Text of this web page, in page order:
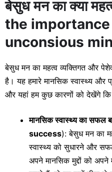
बेसुध मन का क्या
the importance
unconsious
बेसुध मन का महत्व व्यक्तिगत और
है। यह हमारे मानसिक स्वास्थ्य और
और यहां हम कुछ कारणों को देखेंगे कि
मानसिक स्वास्थ्य का सफल
success): बेसुध मन का
स्वास्थ्य को सुधारने और
अपने मानसिक मुद्दों को